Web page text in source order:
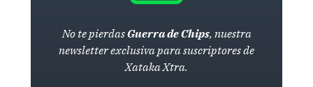
No te pierdasGuerra de Chips, nuestra
newsletter exclusiva para suscriptores de
Xataka Xtra.